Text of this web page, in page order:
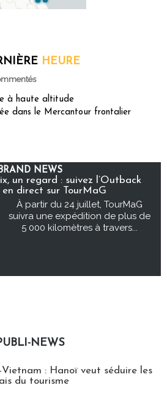
HEURE
à haute altitude
dans le Mercantour frontalier
BRAND NEWS
un regard : suivez l’Outback
direct sur TourMaG
À partir du 24 juillet, TourMaG
suivra une expédition de plus de
5 000 kilomètres à travers...
NEWS
: Hanoï veut séduire les
du tourisme